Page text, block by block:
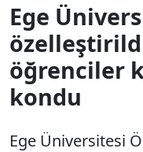
Ege
öğrenciler
kondu
Ege Üniversitesi